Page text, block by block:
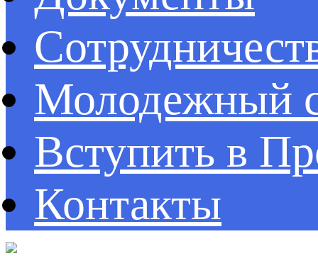
Молодежный
Вступить в
Контакты